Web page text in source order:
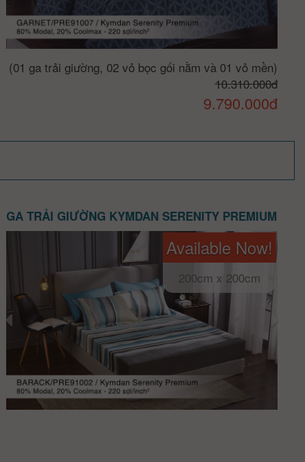
(01 ga trải giường, 02 vỏ bọc gối nằm và 01 vỏ mền)
10.310.000đ
9.790.000đ
GA TRẢI GIƯỜNG KYMDAN SERENITY PREMIUM
Available Now!
200cm x 200cm